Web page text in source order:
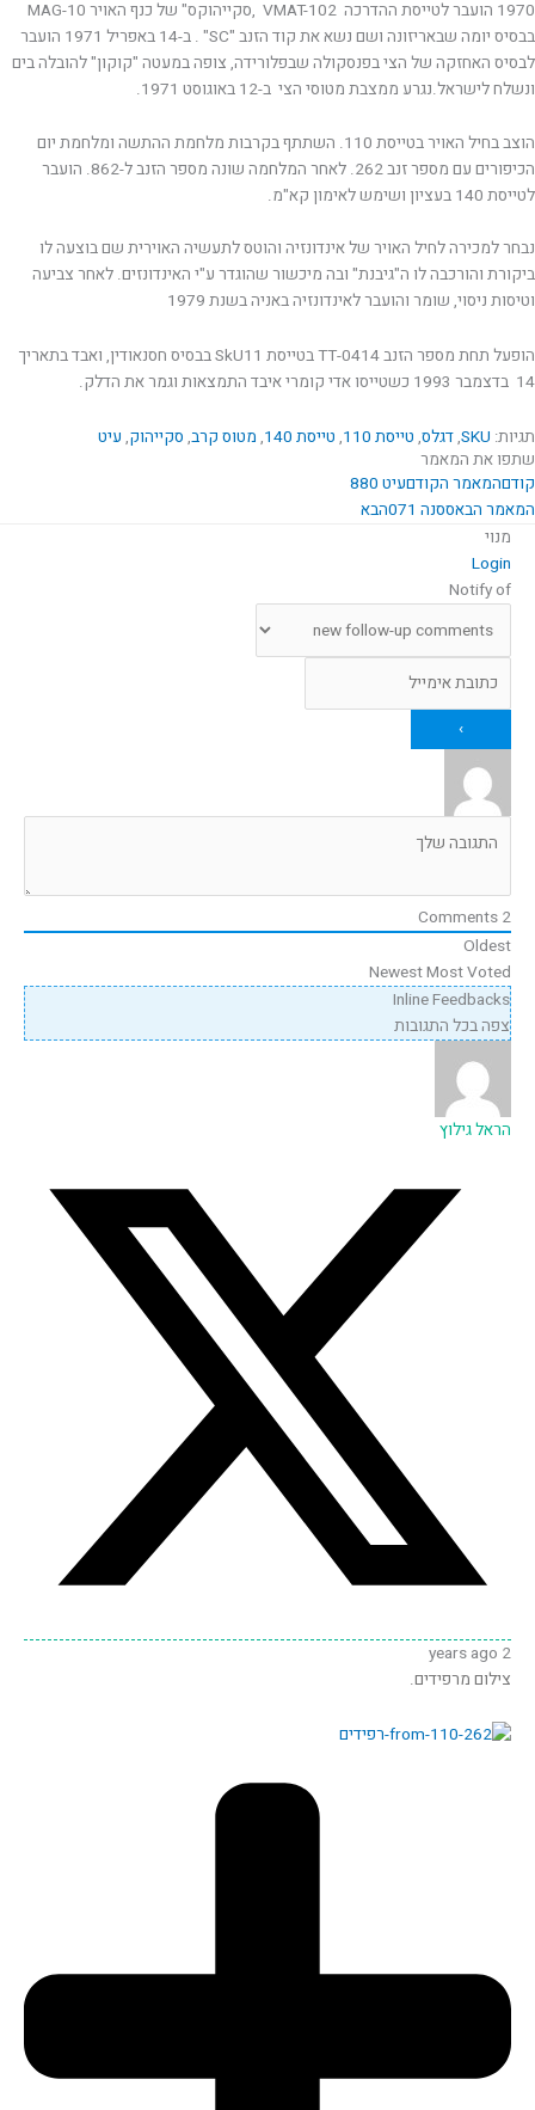
1970 הועבר לטייסת ההדרכה VMAT-102 ,סקייהוקס" של כנף האויר MAG-10
בבסיס יומה שבאריזונה ושם נשא את קוד הזנב "SC" . ב-14 באפריל 1971 הועבר
לבסיס האחזקה של הצי בפנסקולה שבפלורידה, צופה במעטה "קוקון" להובלה בים
ונשלח לישראל.נגרע ממצבת מטוסי הצי ב-12 באוגוסט 1971.
הוצב בחיל האויר בטייסת 110. השתתף בקרבות מלחמת ההתשה ומלחמת יום
הכיפורים עם מספר זנב 262. לאחר המלחמה שונה מספר הזנב ל-862. הועבר
לטייסת 140 בעציון ושימש לאימון קא"מ.
נבחר למכירה לחיל האויר של אינדונזיה והוטס לתעשיה האוירית שם בוצעה לו
ביקורת והורכבה לו ה"גיבנת" ובה מיכשור שהוגדר ע"י האינדונזים. לאחר צביעה
וטיסות ניסוי, שומר והועבר לאינדונזיה באניה בשנת 1979
הופעל תחת מספר הזנב 0414-TT בטייסת SkU11 בבסיס חסנאודין, ואבד בתאריך
14 בדצמבר 1993 כשטייסו אדי קומרי איבד התמצאות וגמר את הדלק.
תגיות: SKU
,דגלס, טייסת 110 , טייסת 140 , מטוס קרב, סקייהוק, עיט
שתפו את המאמר
קודםהמאמר הקודםעיט 880
המאמר הבאססנה 071
הבא
מנוי
Login
Notify of
2
Oldest
NewestMost Voted
Inline Feedbacks
צפה בכל התגובות
הראל גילוץ
2 years ago
צילום מרפידים.